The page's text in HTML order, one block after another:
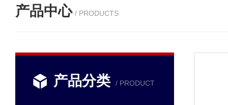
产品中心 / PRODUCTS
产品分类 / PRODUCT